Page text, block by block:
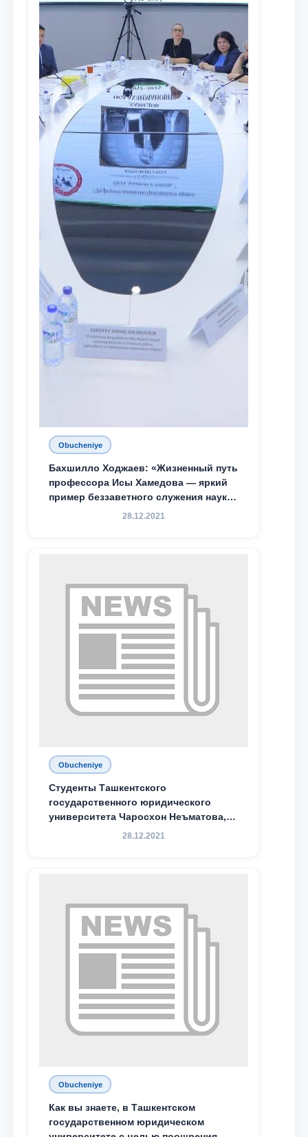
Obucheniye
Бахшилло Ходжаев: «Жизненный путь
профессора Исы Хамедова — яркий
пример беззаветного служения науке,
Родине и воспитанию молодого
28.12.2021
Obucheniye
Студенты Ташкентского
государственного юридического
университета Чаросхон Неъматова,
Севдо Хакимходжаева, Анбарой
специальной стипендии имени
Хадичи Сулеймановой.
28.12.2021
Obucheniye
Как вы знаете, в Ташкентском
государственном юридическом